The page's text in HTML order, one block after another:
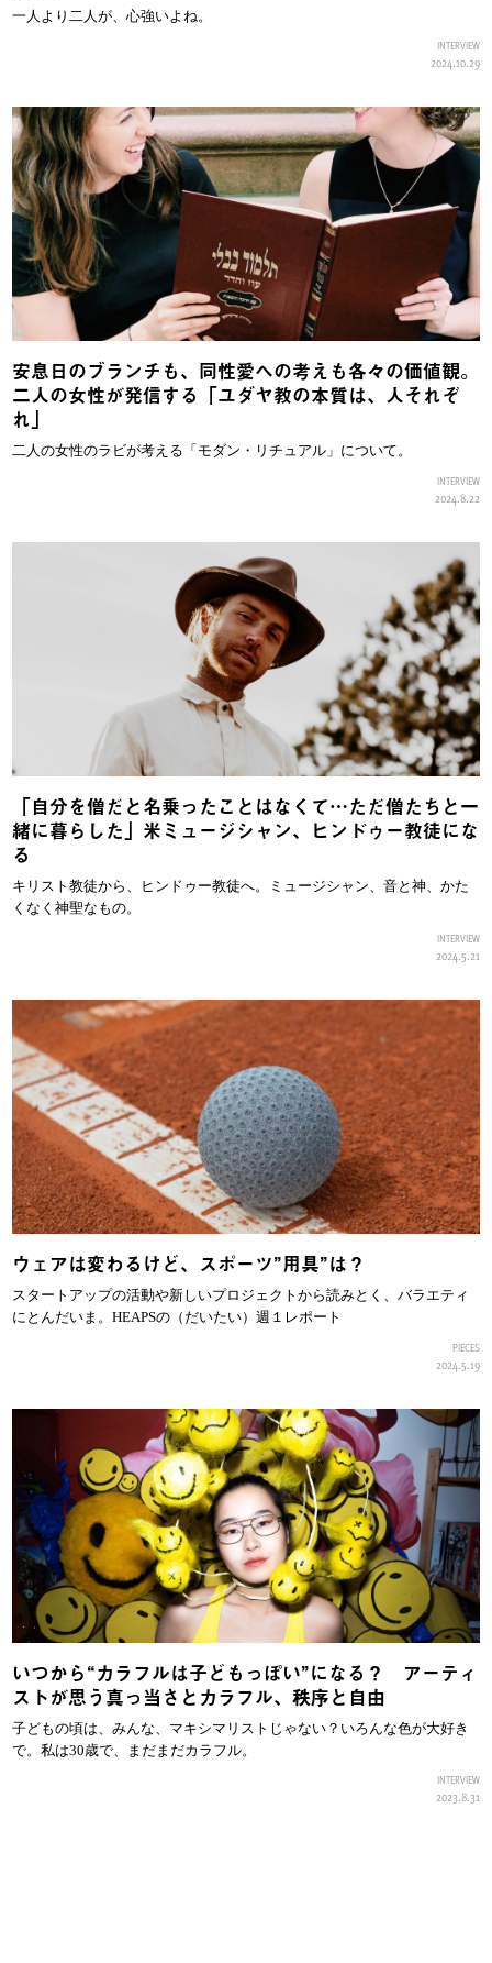
一人より二人が、心強いよね。
INTERVIEW
2024.10.29
安息日のブランチも、同性愛への考えも各々の価値観。
二人の女性が発信する「ユダヤ教の本質は、人それぞ
れ」
二人の女性のラビが考える「モダン・リチュアル」について。
INTERVIEW
2024.8.22
「自分を僧だと名乗ったことはなくて…ただ僧たちと一
緒に暮らした」米ミュージシャン、ヒンドゥー教徒にな
る
キリスト教徒から、ヒンドゥー教徒へ。ミュージシャン、音と神、かた
くなく神聖なもの。
INTERVIEW
2024.5.21
ウェアは変わるけど、スポーツ”用具”は？
スタートアップの活動や新しいプロジェクトから読みとく、バラエティ
にとんだいま。HEAPSの（だいたい）週１レポート
PIECES
2024.5.19
いつから“カラフルは子どもっぽい”になる？ アーティ
ストが思う真っ当さとカラフル、秩序と自由
子どもの頃は、みんな、マキシマリストじゃない？いろんな色が大好き
で。私は30歳で、まだまだカラフル。
INTERVIEW
2023.8.31